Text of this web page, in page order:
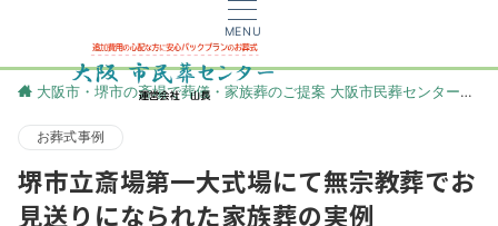
MENU
大阪市・堺市の斎場で葬儀・家族葬のご提案 大阪市民葬センター
お葬式事例
堺市立斎場第一大式場にて無宗教葬でお
見送りになられた家族葬の実例